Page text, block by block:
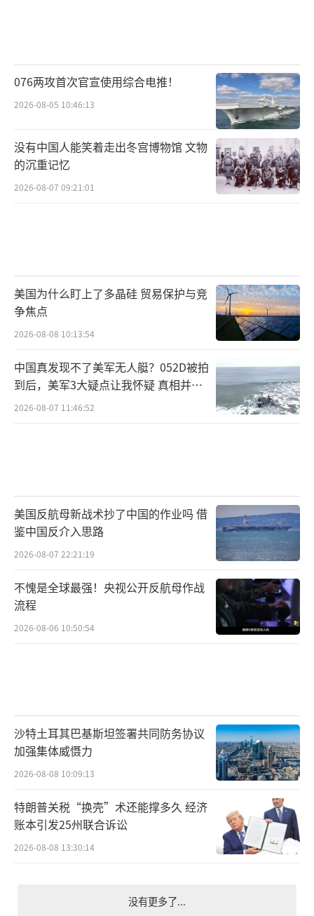
076两攻首次官宣使用综合电推！
2026-08-05 10:46:13
没有中国人能笑着走出冬宫博物馆 文物
的沉重记忆
2026-08-07 09:21:01
美国为什么盯上了多晶硅 贸易保护与竞
争焦点
2026-08-08 10:13:54
中国真发现不了美军无人艇？052D被拍
到后，美军3大疑点让我怀疑 真相并非
如此
2026-08-07 11:46:52
美国反航母新战术抄了中国的作业吗 借
鉴中国反介入思路
2026-08-07 22:21:19
不愧是全球最强！央视公开反航母作战
流程
2026-08-06 10:50:54
沙特土耳其巴基斯坦签署共同防务协议
加强集体威慑力
2026-08-08 10:09:13
特朗普关税“换壳”术还能撑多久 经济
账本引发25州联合诉讼
2026-08-08 13:30:14
没有更多了...